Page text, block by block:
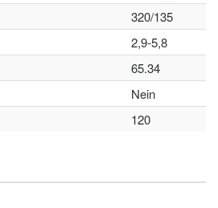
320/135
2,9-5,8
65.34
Nein
120